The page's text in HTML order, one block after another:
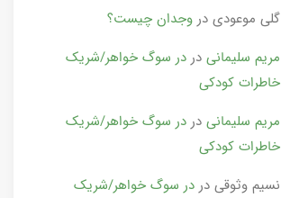
گلی موعودی دروجدان چیست؟
مریم سلیمانی دردر سوگ خواهر/شریک
خاطرات کودکی
مریم سلیمانی دردر سوگ خواهر/شریک
خاطرات کودکی
نسیم وثوقی دردر سوگ خواهر/شریک